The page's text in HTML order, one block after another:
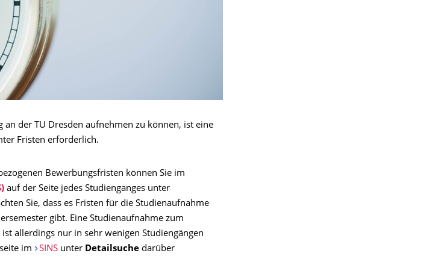
der TU Dresden aufnehmen zu können, ist eine
Fristen erforderlich.
Bewerbungsfristen können Sie im
auf der Seite jedes Studienganges unter
Sie, dass es Fristen für die Studienaufnahme
gibt. Eine Studienaufnahme zum
allerdings nur in sehr wenigen Studiengängen
im
SINSunter Detailsuche darüber